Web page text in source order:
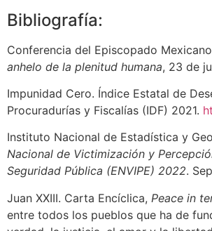
Bibliografía:
Conferencia del Episcopado
anhelo de la plenitud humana, 23 de
Impunidad Cero. Índice Estatal de
Procuradurías y Fiscalías (IDF) 2021.
Instituto Nacional de Estadística y
Nacional de Victimización y
Seguridad Pública (ENVIPE) 2022.
Juan XXIII. Carta Encíclica, Peace in
entre todos los pueblos que ha de